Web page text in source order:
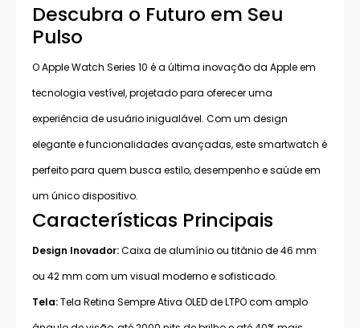
Descubra o Futuro em Seu
Pulso
O Apple Watch Series 10 é a última inovação da Apple em
tecnologia vestível, projetado para oferecer uma
experiência de usuário inigualável. Com um design
elegante e funcionalidades avançadas, este smartwatch é
perfeito para quem busca estilo, desempenho e saúde em
um único dispositivo.
Características Principais
Design Inovador:Caixa de alumínio ou titânio de 46 mm
ou 42 mm com um visual moderno e sofisticado.
Tela:Tela Retina Sempre Ativa OLED de LTPO com amplo